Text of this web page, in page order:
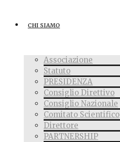
CHI SIAMO
Associazione
Statuto
PRESIDENZA
Consiglio Direttivo
Consiglio Nazionale
Comitato Scientifico
Direttore
PARTNERSHIP